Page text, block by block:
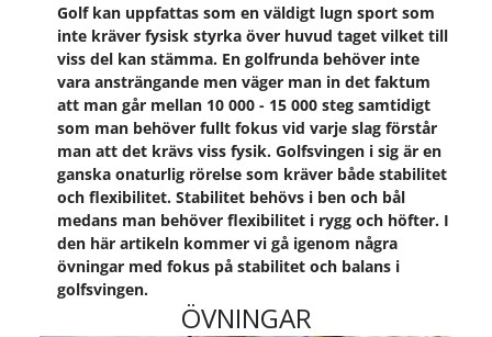
Golf kan uppfattas som en väldigt lugn sport som
inte kräver fysisk styrka över huvud taget vilket till
viss del kan stämma. En golfrunda behöver inte
vara ansträngande men väger man in det faktum
att man går mellan 10 000 - 15 000 steg samtidigt
som man behöver fullt fokus vid varje slag förstår
man att det krävs viss fysik. Golfsvingen i sig är en
ganska onaturlig rörelse som kräver både stabilitet
och flexibilitet. Stabilitet behövs i ben och bål
medans man behöver flexibilitet i rygg och höfter. I
den här artikeln kommer vi gå igenom några
övningar med fokus på stabilitet och balans i
golfsvingen.
ÖVNINGAR